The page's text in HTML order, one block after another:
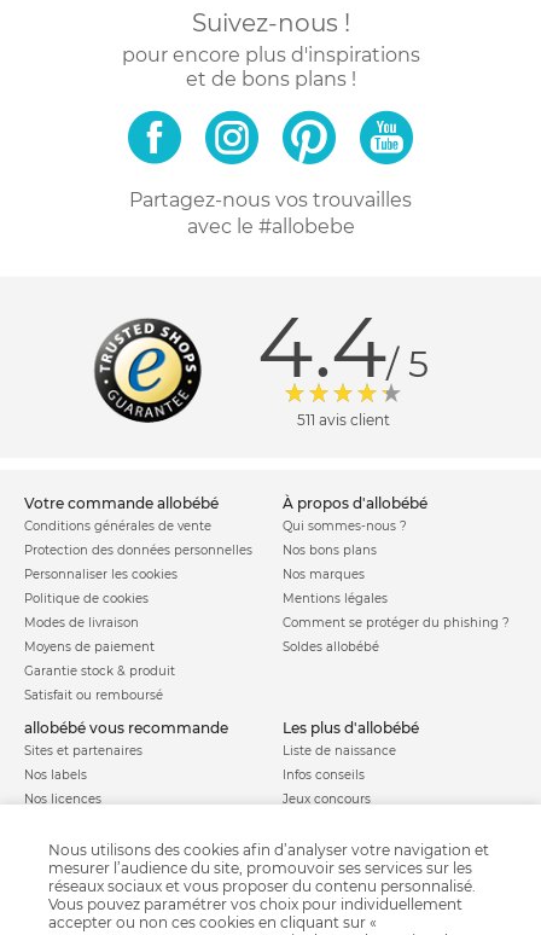
Suivez-nous !
pour encore plus d'inspirations
et de bons plans !
Partagez-nous vos trouvailles
avec le #allobebe
4.4/ 5
511 avis client
votre commande allobébé
Conditions générales de vente
Protection des données personnelles
Personnaliser les cookies
Politique de cookies
Modes de livraison
Moyens de paiement
Garantie stock & produit
Satisfait ou remboursé
à propos d'allobébé
Qui sommes-nous ?
Nos bons plans
Nos marques
Mentions légales
Comment se protéger du phishing ?
Soldes allobébé
allobébé vous recommande
Sites et partenaires
Nos labels
Nos licences
les plus d'allobébé
Liste de naissance
Infos conseils
Jeux concours
Parrainage
Paiement sécurisé
Nous utilisons des cookies afin d’analyser votre navigation et
mesurer l’audience du site, promouvoir ses services sur les
réseaux sociaux et vous proposer du contenu personnalisé.
Vous pouvez paramétrer vos choix pour individuellement
accepter ou non ces cookies en cliquant sur «